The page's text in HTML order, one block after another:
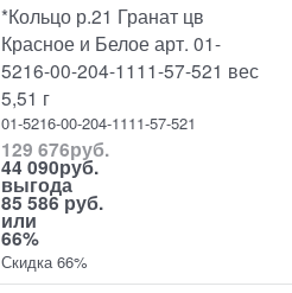
*Кольцо р.21 Гранат цв
Красное и Белое арт. 01-
5216-00-204-1111-57-521 вес
5,51 г
01-5216-00-204-1111-57-521
129 676руб.
44 090руб.
выгода
85 586 руб.
или
66%
Скидка 66%